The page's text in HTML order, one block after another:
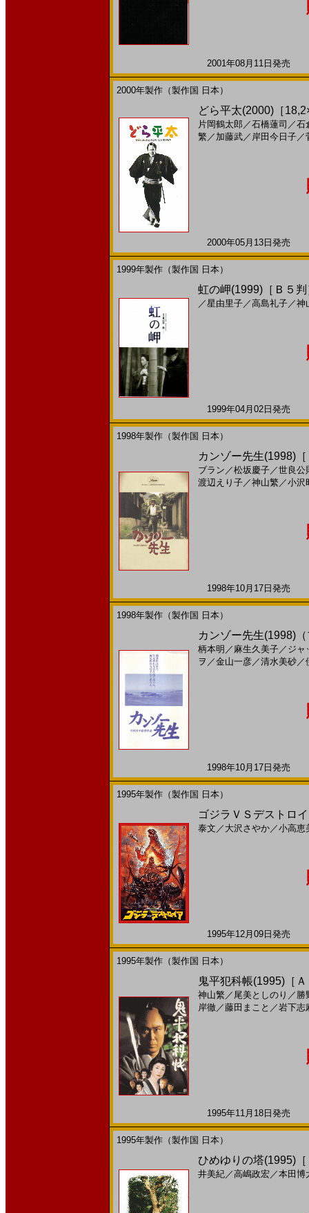
2001年08月11日発売
2000年製作（製作国 日本）
どら平太(2000)［
片岡鶴太郎 ／石橋蓮司 ／石
繁 ／ 加藤武／ 岸田今日子／
2000年05月13日発売
1999年製作（製作国 日本）
虹の岬(1999)［Ｂ５判
／星由里子／高島礼子／神
1999年04月02日発売
1998年製作（製作国 日本）
カンゾー先生(1998)
ブラン ／松坂慶子／世良公
渡辺えり子／神山繁 ／小沢
1998年10月17日発売
1998年製作（製作国 日本）
カンゾー先生(1998)
柄本明 ／ 麻生久美子／ ジャ
ヲ ／金山一彦／清水美砂／
1998年10月17日発売
1995年製作（製作国 日本）
ゴジラＶＳデストロ
泰文 ／ 大沢さやか／小高恵
1995年12月09日発売
1995年製作（製作国 日本）
鬼平犯科帳(1995)［
神山繁 ／ 尾美としのり ／ 勝
岸徹 ／藤田まこと ／岩下志
1995年11月18日発売
1995年製作（製作国 日本）
ひめゆりの塔(1995)
井美紀／高嶋政宏／本田博